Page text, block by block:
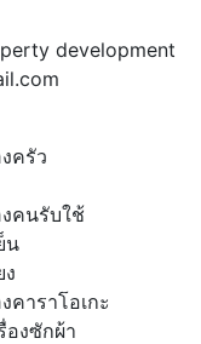
development
ครัว
คนรับใช้
น
ง
คาราโอเกะ
องซักผ้า